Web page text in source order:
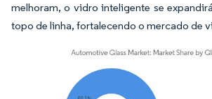
melhoram, o vidro inteligente se
topo de linha, fortalecendo o mercado de